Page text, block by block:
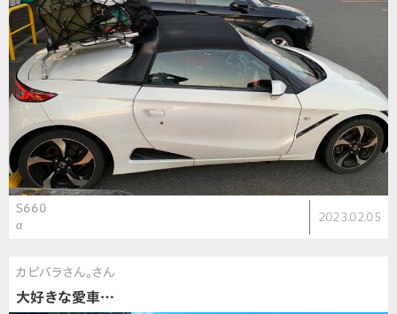
S660
α
2023.02.05
カピバラさん。さん
大好きな愛車…